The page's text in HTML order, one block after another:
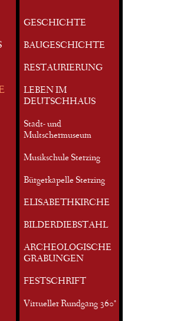
GESCHICHTE
BAUGESCHICHTE
RESTAURIERUNG
LEBEN IM
DEUTSCHHAUS
Stadt- und
Multschermuseum
Musikschule Sterzing
Bürgerkapelle Sterzing
ELISABETHKIRCHE
BILDERDIEBSTAHL
ARCHEOLOGISCHE
GRABUNGEN
FESTSCHRIFT
Virtueller Rundgang 360°